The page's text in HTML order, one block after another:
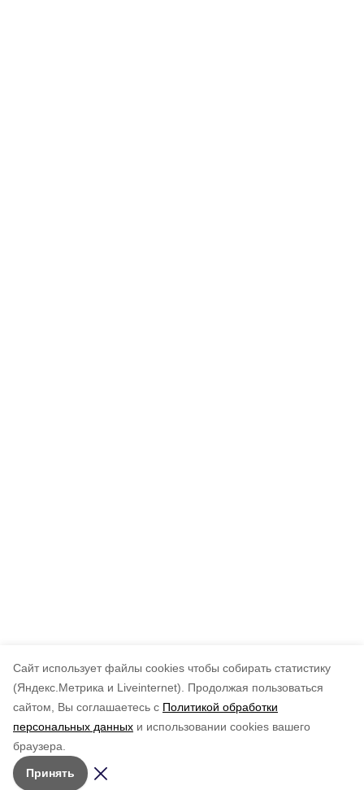
Cайт использует файлы cookies чтобы собирать статистику
(Яндекс.Метрика и Liveinternet).
Продолжая пользоваться
сайтом, Вы соглашаетесь с Политикой обработки
персональных данных и использовании cookies вашего
браузера.
Принять